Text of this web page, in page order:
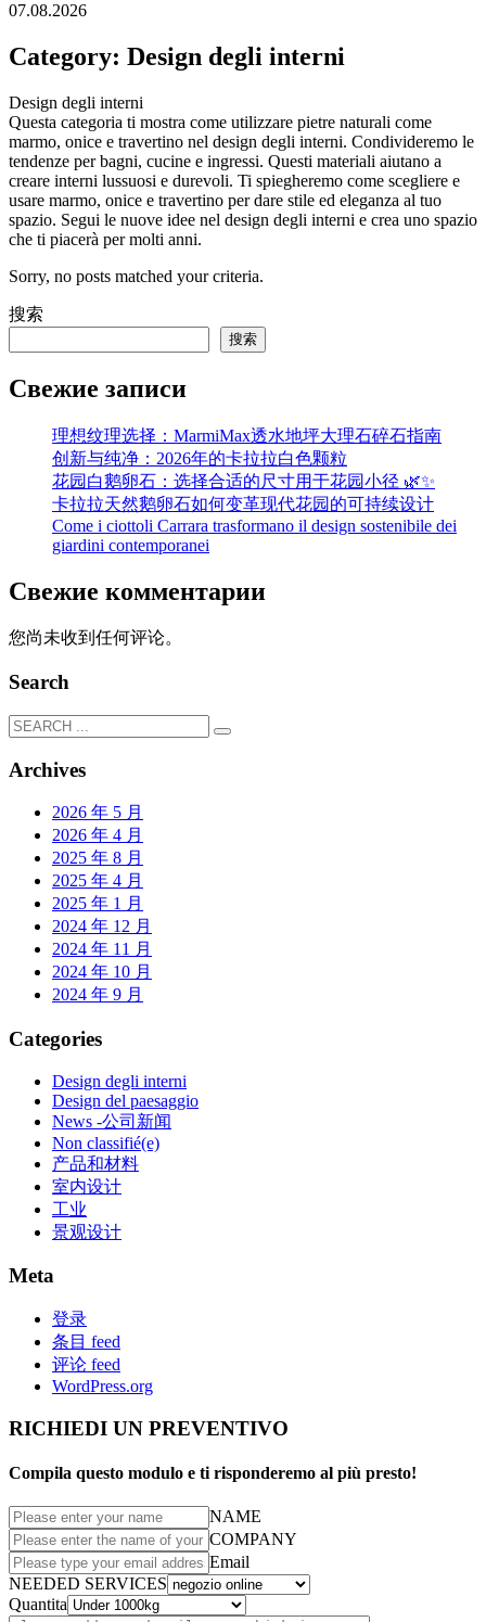
07.08.2026
Category: Design degli interni
Design degli interni
Questa categoria ti mostra come utilizzare pietre naturali come
marmo, onice e travertino nel design degli interni. Condivideremo le
tendenze per bagni, cucine e ingressi. Questi materiali aiutano a
creare interni lussuosi e durevoli. Ti spiegheremo come scegliere e
usare marmo, onice e travertino per dare stile ed eleganza al tuo
spazio. Segui le nuove idee nel design degli interni e crea uno spazio
che ti piacerà per molti anni.
Sorry, no posts matched your criteria.
搜索
搜索
Свежие записи
理想纹理选择：MarmiMax透水地坪大理石碎石指南
创新与纯净：2026年的卡拉拉白色颗粒
花园白鹅卵石：选择合适的尺寸用于花园小径 🌿✨
卡拉拉天然鹅卵石如何变革现代花园的可持续设计
Come i ciottoli Carrara trasformano il design sostenibile dei
giardini contemporanei
Свежие комментарии
您尚未收到任何评论。
Search
Archives
2026 年 5 月
2026 年 4 月
2025 年 8 月
2025 年 4 月
2025 年 1 月
2024 年 12 月
2024 年 11 月
2024 年 10 月
2024 年 9 月
Categories
Design degli interni
Design del paesaggio
News -公司新闻
Non classifié(e)
产品和材料
室内设计
工业
景观设计
Meta
登录
条目 feed
评论 feed
WordPress.org
RICHIEDI UN PREVENTIVO
Compila questo modulo e ti risponderemo al più presto!
NAME
COMPANY
Email
NEEDED SERVICES
Quantita